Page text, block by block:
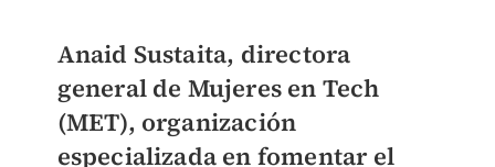
Anaid Sustaita, directora
general de Mujeres en Tech
(MET), organización
especializada en fomentar el